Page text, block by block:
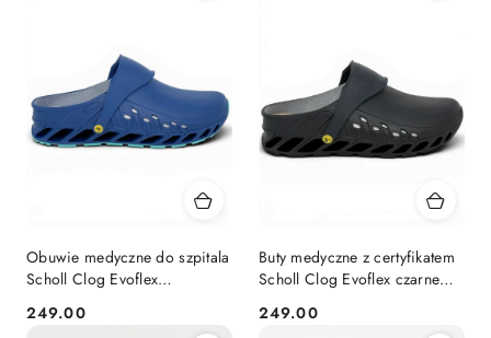
Obuwie medyczne do szpitala
Scholl Clog Evoflex
szersze stopy
Cena:
249.00
Buty medyczne z certyfikatem
Scholl Clog Evoflex czarne
stopy
Cena:
249.00